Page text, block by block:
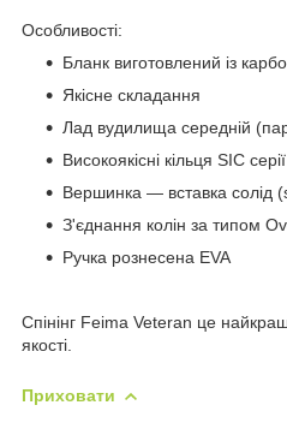
Особливості:
Бланк виготовлений із
Якісне складання
Лад вудилища середній
Високоякісні кільця SIC
Вершинка — вставка солід
З'єднання колін за типом
Ручка рознесена EVA
Спінінг Feima Veteran це
якості.
Приховати